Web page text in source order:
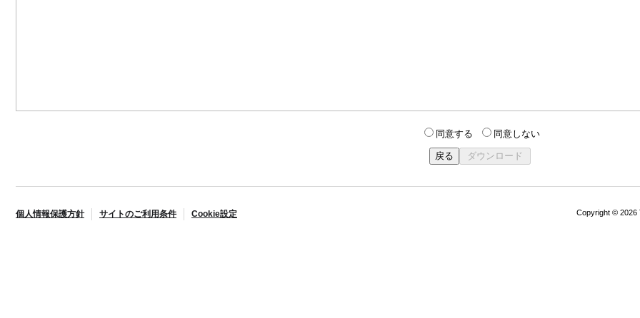
同意する 同意しない
個人情報保護方針 サイトのご利用条件 Cookie設定 Copyright © 2026